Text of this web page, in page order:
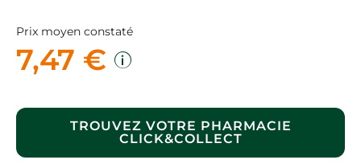
Prix moyen constaté
7,47 €
TROUVEZ VOTRE PHARMACIE
CLICK&COLLECT